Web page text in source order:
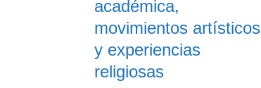
académica,
movimientos artísticos
y experiencias
religiosas